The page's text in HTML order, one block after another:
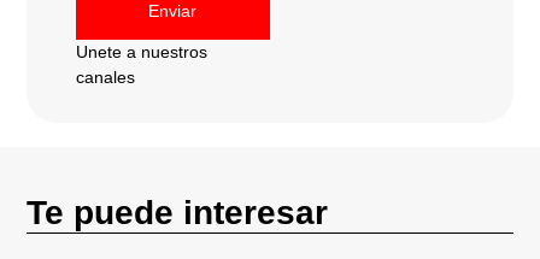
Enviar
Unete a nuestros
canales
Te puede interesar